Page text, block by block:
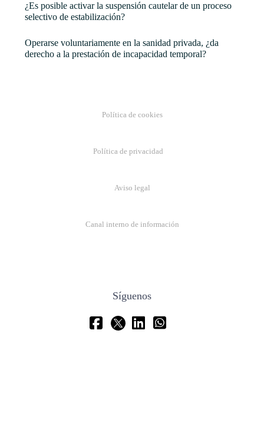
¿Es posible activar la suspensión cautelar de un proceso
selectivo de estabilización?
Operarse voluntariamente en la sanidad privada, ¿da
derecho a la prestación de incapacidad temporal?
Política de cookies
Política de privacidad
Aviso legal
Canal interno de información
Síguenos